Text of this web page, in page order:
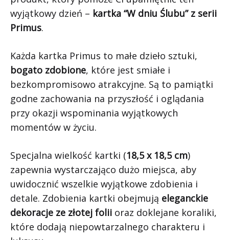
wyjątkowy dzień – kartka “W dniu Ślubu” z serii
Primus.
Każda kartka Primus to małe dzieło sztuki,
bogato zdobione, które jest smiałe i
bezkompromisowo atrakcyjne. Są to pamiątki
godne zachowania na przyszłość i oglądania
przy okazji wspominania wyjątkowych
momentów w życiu.
Specjalna wielkość kartki (18,5 x 18,5 cm)
zapewnia wystarczająco dużo miejsca, aby
uwidocznić wszelkie wyjątkowe zdobienia i
detale. Zdobienia kartki obejmują eleganckie
dekoracje ze złotej folii oraz doklejane koraliki,
które dodają niepowtarzalnego charakteru i